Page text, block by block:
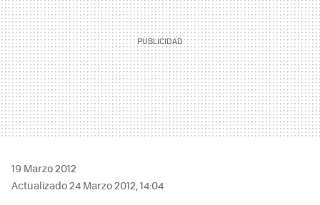
19 Marzo 2012
Actualizado 24 Marzo 2012, 14:04